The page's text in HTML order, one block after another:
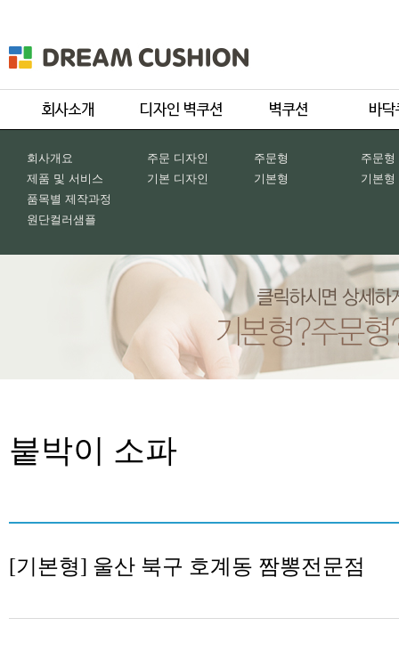
회사개요
제품 및 서비스
품목별 제작과정
원단컬러샘플
주문 디자인
기본 디자인
주문형
기본형
주문형
기본형
붙박이 소파
[기본형] 울산 북구 호계동 짬뽕전문점